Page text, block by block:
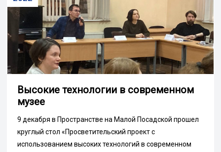
Высокие технологии в современном
музее
9 декабря в Пространстве на Малой Посадской прошел
круглый стол «Просветительский проект с
использованием высоких технологий в современном